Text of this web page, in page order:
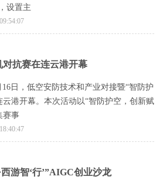
设置主
对抗赛在连云港开幕
日，低空安防技术和产业对接暨“智防护
云港开幕。本次活动以“智防护空，创新赋
赛事
游智‘行’”AIGC创业沙龙